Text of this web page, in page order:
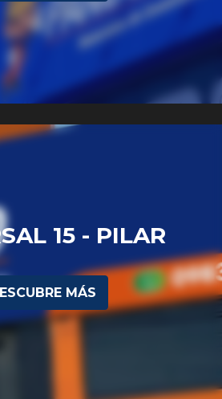
15 - PILAR
MÁS